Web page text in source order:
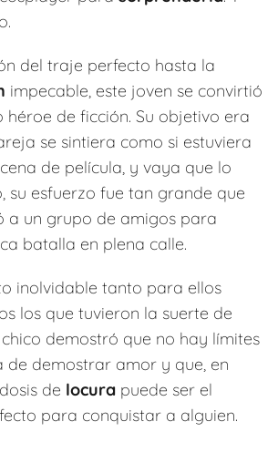
del traje perfecto hasta la
impecable, este joven se convirtió
héroe de ficción. Su objetivo era
se sintiera como si estuviera
de película, y vaya que lo
su esfuerzo fue tan grande que
a un grupo de amigos para
batalla en plena calle.
inolvidable tanto para ellos
los que tuvieron la suerte de
demostró que no hay límites
de demostrar amor y que, en
de locura puede ser el
para conquistar a alguien.